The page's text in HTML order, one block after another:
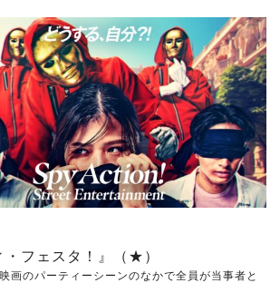
・フェスタ！』（★）
画のパーティーシーンのなかで全員が当事者と